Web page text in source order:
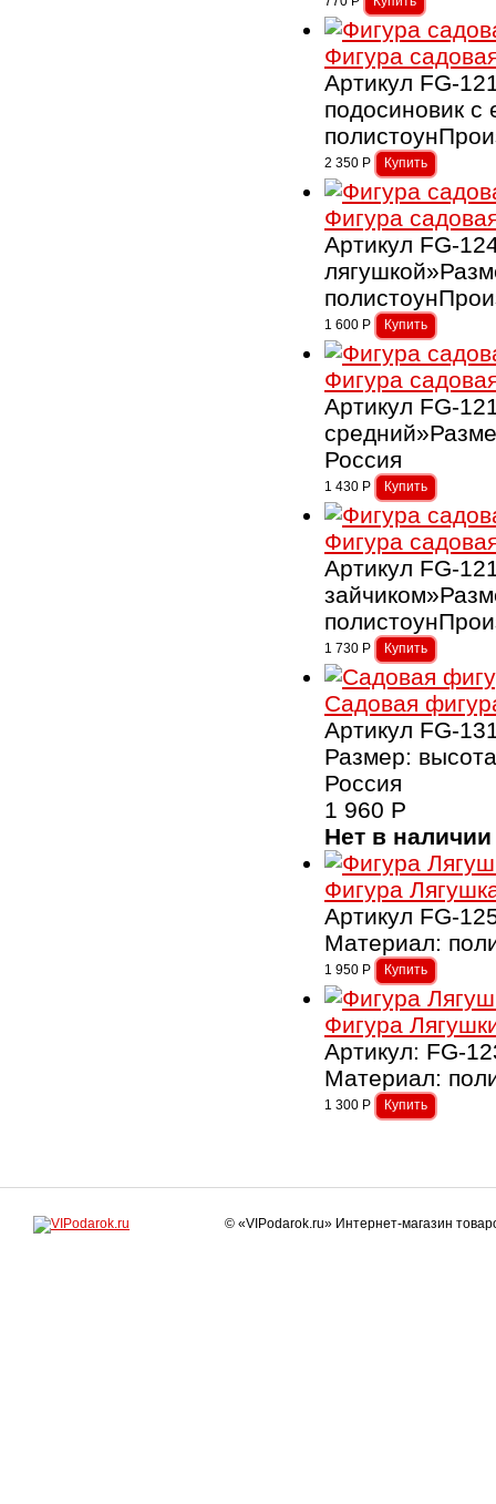
Фигура
Артикул FG-
подосиновик
2 350 Р
Фигура
Артикул FG-
1 600 Р
Фигура
Артикул FG-
Россия
1 430 Р
Фигура
Артикул FG-
1 730 Р
Садовая
Артикул FG-
Размер:
Россия
1 960 Р
Нет в наличии
Фигура
Артикул FG-
Материал:
1 950 Р
Фигура
Артикул: FG-
Материал:
1 300 Р
© «VIPodarok.ru» Интернет-магазин